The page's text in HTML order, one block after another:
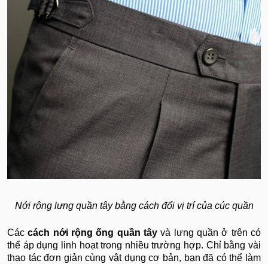
Nới rộng lưng quần tây bằng cách đổi vị trí của cúc quần
Cáccách nới rộng ống quần tâyvà lưng quần ở trên có
thể áp dụng linh hoạt trong nhiều trường hợp. Chỉ bằng vài
thao tác đơn giản cùng vật dụng cơ bản, bạn đã có thể làm